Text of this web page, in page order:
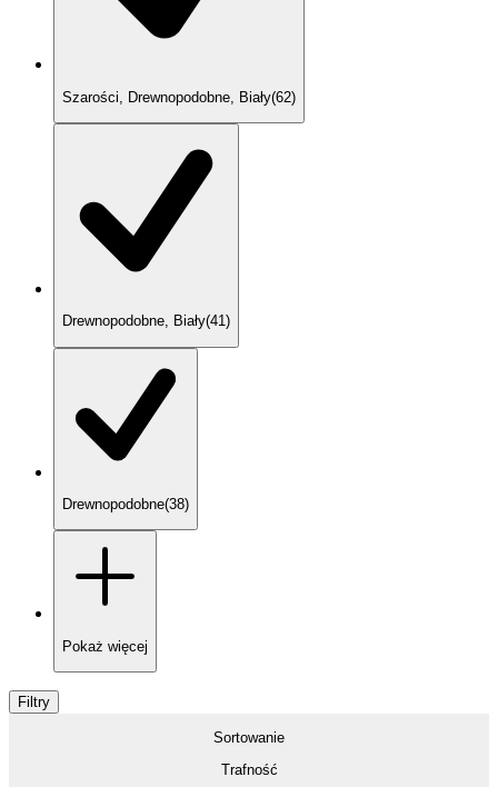
Szarości, Drewnopodobne, Biały(62)
Drewnopodobne, Biały(41)
Drewnopodobne(38)
Pokaż więcej
Filtry
Sortowanie
Trafność